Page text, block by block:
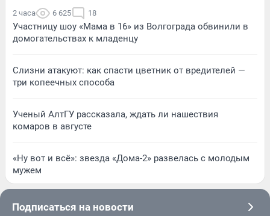
2 часа 6 625 18
Участницу шоу «Мама в 16» из Волгограда обвинили в
домогательствах к младенцу
Слизни атакуют: как спасти цветник от вредителей —
три копеечных способа
Ученый АлтГУ рассказала, ждать ли нашествия
комаров в августе
«Ну вот и всё»: звезда «Дома-2» развелась с молодым
мужем
Подписаться на новости